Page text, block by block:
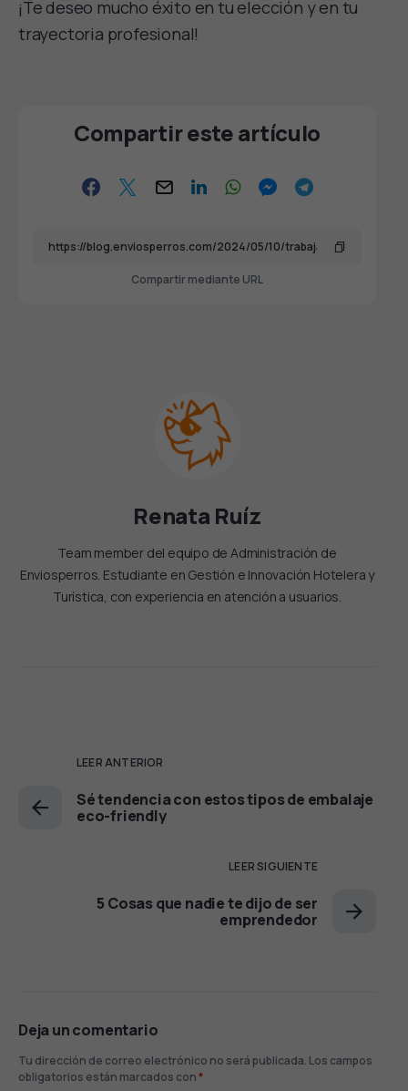
¡Te deseo mucho éxito en tu elección y en tu
trayectoria profesional!
Compartir este artículo
Compartir mediante URL
Renata Ruíz
Team member del equipo de Administración de
Enviosperros. Estudiante en Gestión e Innovación Hotelera y
Turística, con experiencia en atención a usuarios.
LEER ANTERIOR
Sé tendencia con estos tipos de embalaje
eco-friendly
LEER SIGUIENTE
5 Cosas que nadie te dijo de ser
emprendedor
Deja un comentario
Tu dirección de correo electrónico no será publicada. Los campos
obligatorios están marcados con*